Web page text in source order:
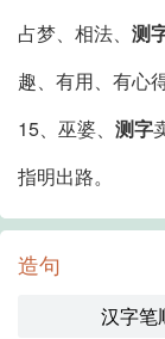
占梦、相法、 测
趣、有用、有心得
15、巫婆、 测字
指明出路。
造句
汉字笔